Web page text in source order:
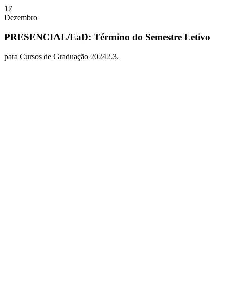
17
Dezembro
PRESENCIAL/EaD: Término do Semestre Letivo
para Cursos de Graduação 20242.3.